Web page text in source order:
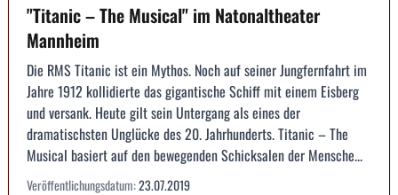
"Titanic – The Musical" im Natonaltheater
Mannheim
Die RMS Titanic ist ein Mythos. Noch auf seiner Jungfernfahrt im
Jahre 1912 kollidierte das gigantische Schiff mit einem Eisberg
und versank. Heute gilt sein Untergang als eines der
dramatischsten Unglücke des 20. Jahrhunderts. Titanic – The
Musical basiert auf den bewegenden Schicksalen der Mensche...
Veröffentlichungsdatum:23.07.2019